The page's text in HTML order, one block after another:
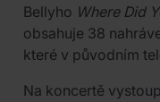
Bellyho Where Did
obsahuje 38
které v původním
Na koncertě